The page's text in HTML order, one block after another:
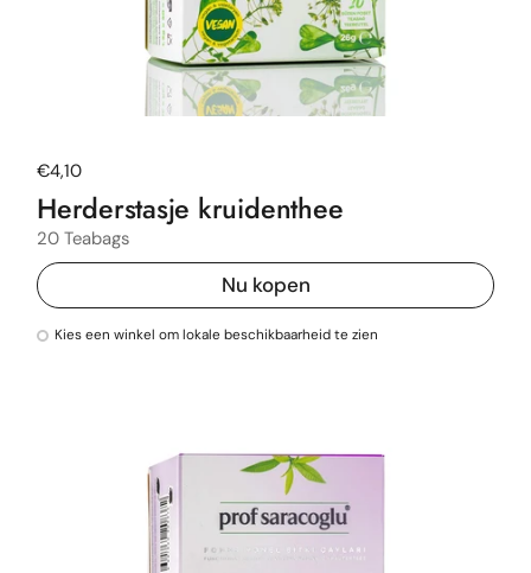
Normale prijs
€4,10
Herderstasje kruidenthee
20 Teabags
Nu kopen
Kies een winkel om lokale beschikbaarheid te zien